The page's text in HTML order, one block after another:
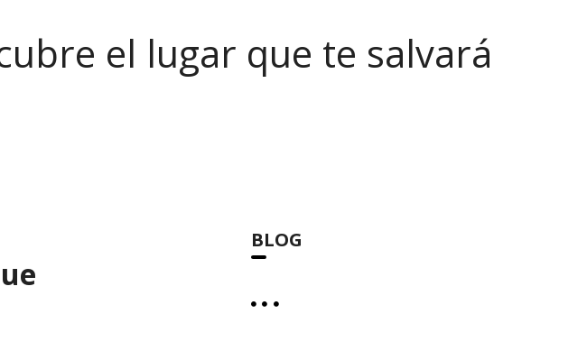
el lugar que te salvará
BLOG